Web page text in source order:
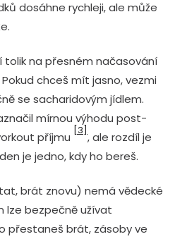
dosáhne rychleji, ale může
tolik na přesném načasování
chceš mít jasno, vezmi
se sacharidovým jídlem.
mírnou výhodu post-
příjmu [3] , ale rozdíl je
je jedno, kdy ho bereš.
brát znovu) nemá vědecké
lze bezpečně užívat
přestaneš brát, zásoby ve